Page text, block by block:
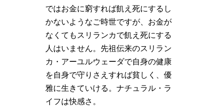
ではお金に窮すれば飢え死にするし
かないようなご時世ですが、お金が
なくてもスリランカで飢え死にする
人はいません。先祖伝来のスリラン
カ・アーユルウェーダで自身の健康
を自身で守りさえすれば貧しく、優
雅に生きていける。ナチュラル・ラ
イフは快感さ。